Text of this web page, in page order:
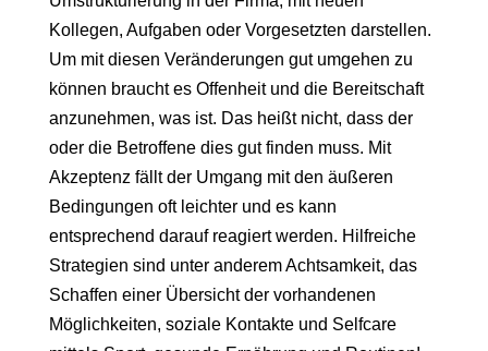
Kollegen, Aufgaben oder Vorgesetzten darstellen.
Um mit diesen Veränderungen gut umgehen zu
können braucht es Offenheit und die Bereitschaft
anzunehmen, was ist. Das heißt nicht, dass der
oder die Betroffene dies gut finden muss. Mit
Akzeptenz fällt der Umgang mit den äußeren
Bedingungen oft leichter und es kann
entsprechend darauf reagiert werden. Hilfreiche
Strategien sind unter anderem Achtsamkeit, das
Schaffen einer Übersicht der vorhandenen
Möglichkeiten, soziale Kontakte und Selfcare